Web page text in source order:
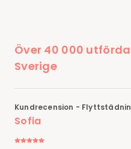
Över 40 000
Sverige
Kundrecension -
Sofia